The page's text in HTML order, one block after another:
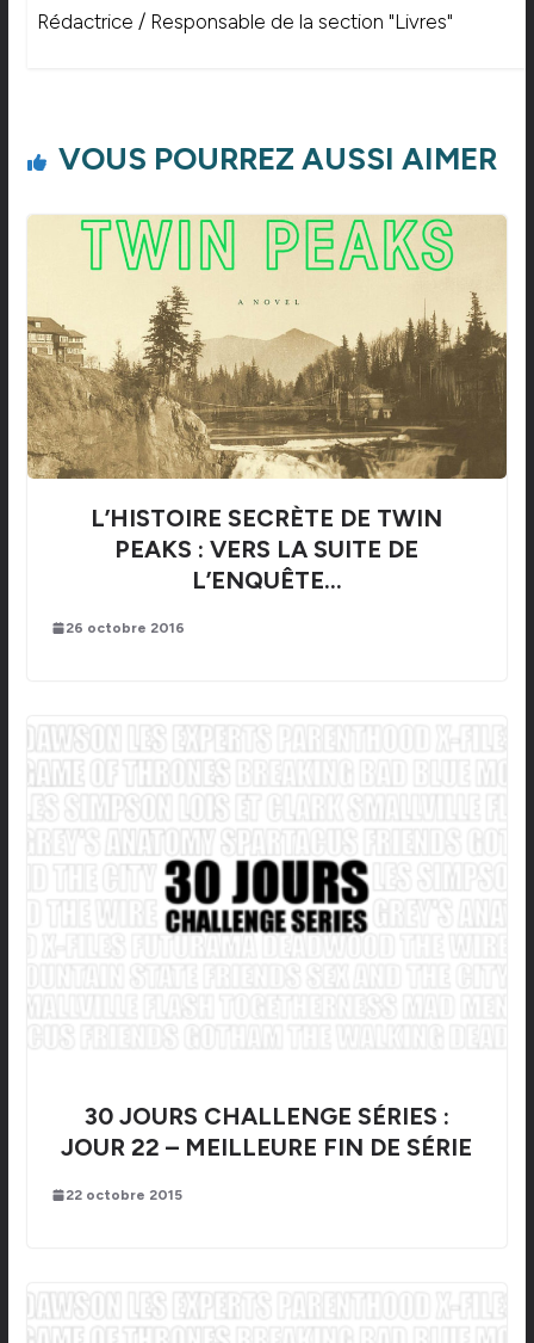
Rédactrice / Responsable de la section "Livres"
VOUS POURREZ AUSSI AIMER
L’HISTOIRE SECRÈTE DE TWIN
PEAKS : VERS LA SUITE DE
L’ENQUÊTE…
26 octobre 2016
30 JOURS CHALLENGE SÉRIES :
JOUR 22 – MEILLEURE FIN DE SÉRIE
22 octobre 2015